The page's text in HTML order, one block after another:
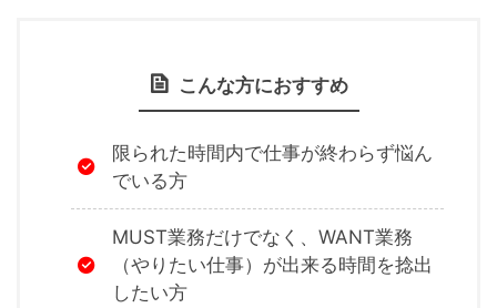
こんな方におすすめ
限られた時間内で仕事が終わらず悩ん
でいる方
MUST業務だけでなく、WANT業務
（やりたい仕事）が出来る時間を捻出
したい方